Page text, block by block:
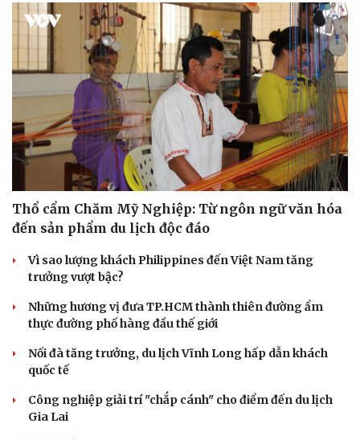
Thổ cẩm Chăm Mỹ Nghiệp: Từ ngôn ngữ văn hóa
đến sản phẩm du lịch độc đáo
Vì sao lượng khách Philippines đến Việt Nam tăng
trưởng vượt bậc?
Những hương vị đưa TP.HCM thành thiên đường ẩm
thực đường phố hàng đầu thế giới
Nối đà tăng trưởng, du lịch Vĩnh Long hấp dẫn khách
quốc tế
Công nghiệp giải trí "chắp cánh" cho điểm đến du lịch
Gia Lai